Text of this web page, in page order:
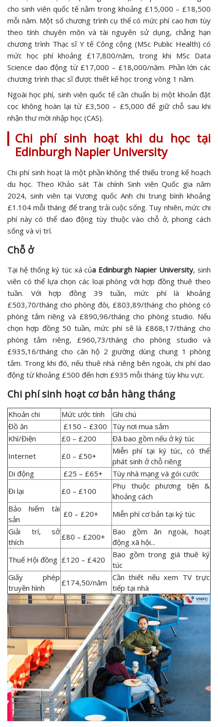
cho sinh viên quốc tế nằm trong khoảng £15,000 – £18,500
mỗi năm. Một số chương trình cụ thể có mức phí cao hơn tùy
theo tính chuyên môn và tài nguyên sử dụng, chẳng hạn
chương trình Thạc sĩ Y tế Công cộng (MSc Public Health) có
mức học phí khoảng £17,800/năm, trong khi MSc Data
Science dao động từ £17,000 – £18,000/năm. Phần lớn các
chương trình thạc sĩ được thiết kế học trong vòng 1 năm.
Ngoài học phí, sinh viên quốc tế cần chuẩn bị một khoản đặt
cọc không hoàn lại từ £3,500 – £5,000 để giữ chỗ sau khi
nhận thư mời nhập học (CAS).
Chi phí sinh hoạt khi du học tại
Edinburgh Napier University
Chi phí sinh hoạt là một phần không thể thiếu trong kế hoạch
du học. Theo Khảo sát Tài chính Sinh viên Quốc gia năm
2024, sinh viên tại Vương quốc Anh chi trung bình khoảng
£1.104 mỗi tháng để trang trải cuộc sống. Tuy nhiên, mức chi
phí này có thể dao động tùy thuộc vào chỗ ở, phong cách
sống và vị trí.
Chỗ ở
Tại hệ thống ký túc xá của Edinburgh Napier University, sinh
viên có thể lựa chọn các loại phòng với hợp đồng thuê theo
tuần. Với hợp đồng 39 tuần, mức phí là khoảng
£503,70/tháng cho phòng đôi, £803,89/tháng cho phòng có
phòng tắm riêng và £890,96/tháng cho phòng studio. Nếu
chọn hợp đồng 50 tuần, mức phí sẽ là £868,17/tháng cho
phòng tắm riêng, £960,73/tháng cho phòng studio và
£935,16/tháng cho căn hộ 2 giường dùng chung 1 phòng
tắm. Trong khi đó, nếu thuê nhà riêng bên ngoài, chi phí dao
động từ khoảng £500 đến hơn £935 mỗi tháng tùy khu vực.
Chi phí sinh hoạt cơ bản hàng tháng
Khoản chi Mức ước tính
Ghi chú
Đồ ăn
£150 – £300
Tùy nơi mua sắm
Khí/Điện
£0 – £200
Đã bao gồm nếu ở ký túc
Internet
£0 – £50+
Miễn phí tại ký túc, có thể
phát sinh ở chỗ riêng
Di động
£25 – £65+
Tùy nhà mạng và gói cước
Đi lại
£0 – £100
Phụ thuộc phương tiện &
khoảng cách
Bảo hiểm tài
sản
£0 – £20+
Miễn phí cơ bản tại ký túc
Giải trí, sở
thích
£80 – £200+
Bao gồm ăn ngoài, hoạt
động xã hội...
Thuế Hội đồng £120 – £420
Bao gồm trong giá thuê ký
túc
Giấy phép
truyền hình
£174,50/năm
Cần thiết nếu xem TV trực
tiếp tại nhà